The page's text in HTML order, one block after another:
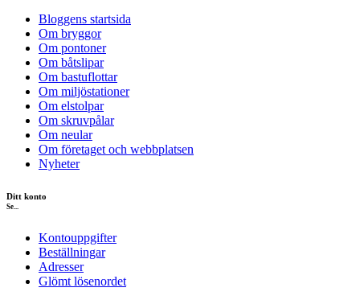
Bloggens startsida
Om bryggor
Om pontoner
Om båtslipar
Om bastuflottar
Om miljöstationer
Om elstolpar
Om skruvpålar
Om neular
Om företaget och webbplatsen
Nyheter
Ditt konto
Se...
Kontouppgifter
Beställningar
Adresser
Glömt lösenordet